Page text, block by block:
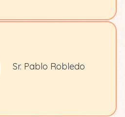
Sr. Pablo Robledo